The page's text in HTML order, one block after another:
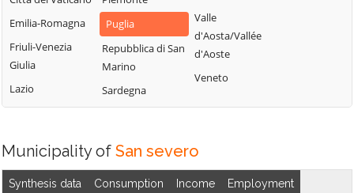
Celenza
Valfortore
Celle di San Vito
Cerignola
Chieuti
Rignano
Garganico
Rocchetta
Volturara Appula
Volturino
Emilia-Romagna
Friuli-Venezia
Giulia
Lazio
Puglia
Repubblica di San
Marino
Sardegna
Valle
d'Aosta/Vallée
d'Aoste
Veneto
Municipality of San severo
Synthesis data Consumption Income Employment